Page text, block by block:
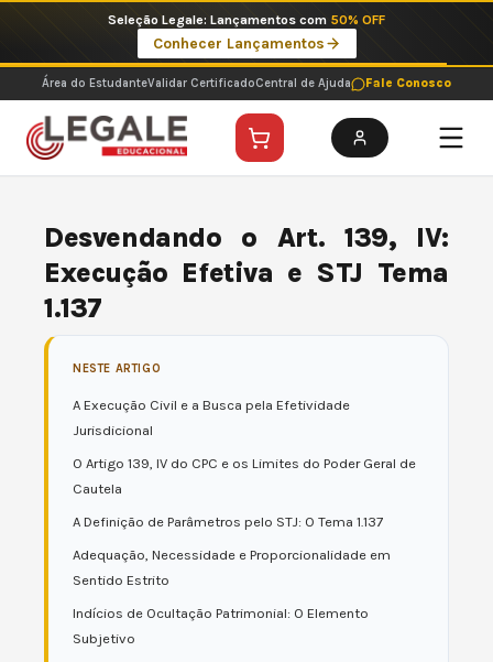
o
conteúdo
Imperdíveis no Pix: Pós Selecionadas a 199 reais no pix em parcela única
Ver ofertas
Área do EstudanteValidar CertificadoCentral de Ajuda Fale Conosco
Desvendando o Art. 139, IV:
Execução Efetiva e STJ Tema
1.137
NESTE ARTIGO
A Execução Civil e a Busca pela Efetividade
Jurisdicional
O Artigo 139, IV do CPC e os Limites do Poder Geral de
Cautela
A Definição de Parâmetros pelo STJ: O Tema 1.137
Adequação, Necessidade e Proporcionalidade em
Sentido Estrito
Indícios de Ocultação Patrimonial: O Elemento
Subjetivo